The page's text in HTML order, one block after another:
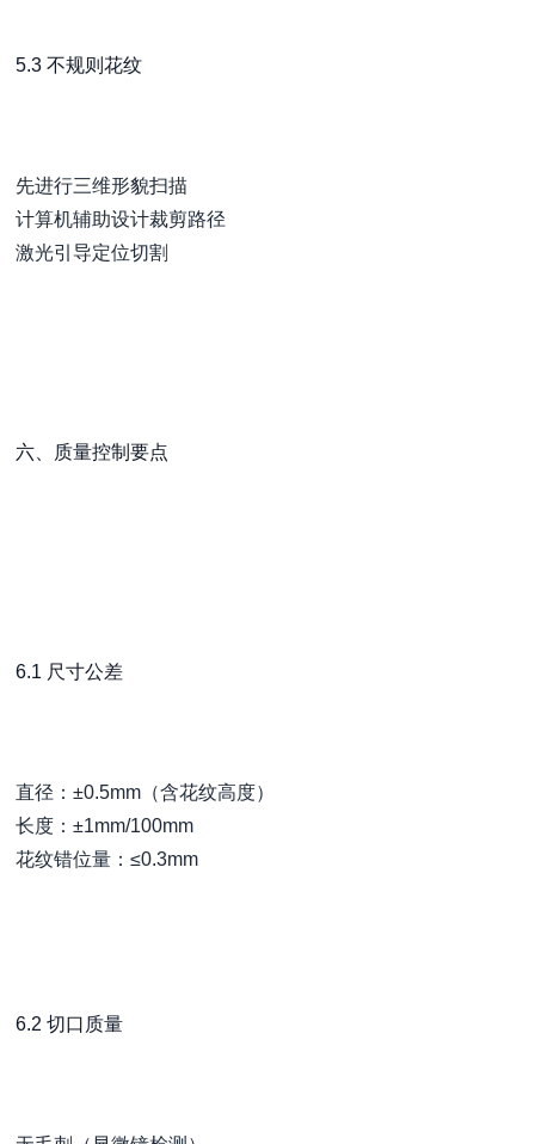
5.3 不规则花纹
先进行三维形貌扫描
计算机辅助设计裁剪路径
激光引导定位切割
六、质量控制要点
6.1 尺寸公差
直径：±0.5mm（含花纹高度）
长度：±1mm/100mm
花纹错位量：≤0.3mm
6.2 切口质量